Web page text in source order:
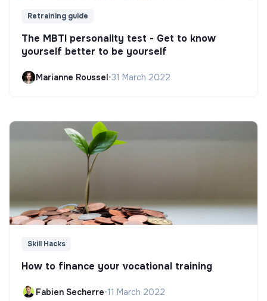
Retraining guide
The MBTI personality test - Get to know
yourself better to be yourself
Marianne Roussel•31 March 2022
Skill Hacks
How to finance your vocational training
Fabien Secherre•11 March 2022